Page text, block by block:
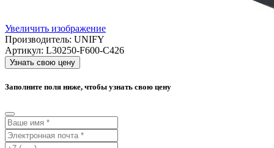
Увеличить изображение
Производитель: UNIFY
Артикул: L30250-F600-C426
Узнать свою цену
Заполните поля ниже, чтобы узнать свою цену